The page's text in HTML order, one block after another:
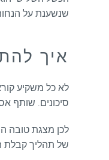
שנשענת על
איך
לא כל משקיע
סיכונים. שותף
לכן מצגת טובה
של תהליך קבלת